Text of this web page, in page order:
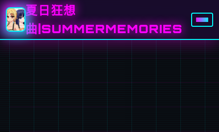
夏日狂想
曲|SUMMERMEMORIES